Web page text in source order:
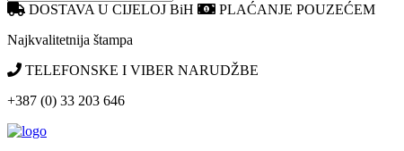
DOSTAVA U CIJELOJ BiH
PLAĆANJE POUZEĆEM
Najkvalitetnija štampa
TELEFONSKE I VIBER NARUDŽBE
+387 (0) 33 203 646